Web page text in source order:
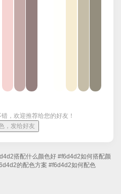
，欢迎推荐给您的好友！
，发给好友
搭配什么颜色好 #f6d4d2如何搭配颜
的配色方案 #f6d4d2如何配色